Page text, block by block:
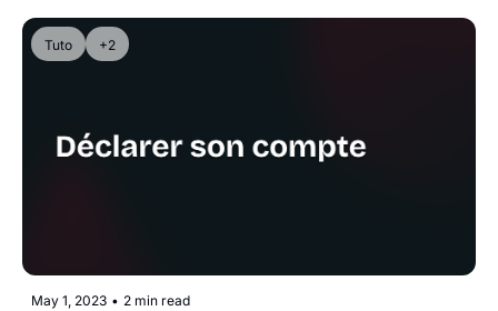
Tuto +2
May 1, 2023 • 2 min read